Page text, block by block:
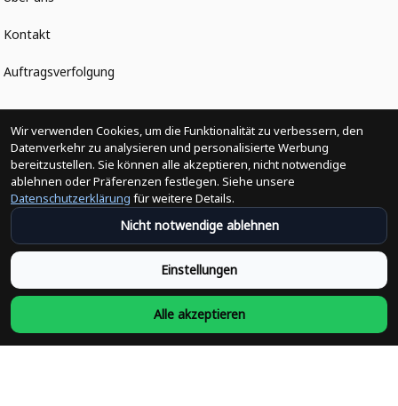
Kontakt
Auftragsverfolgung
Politiken
Änderungen der Bestellung
Versandpolitik
Rückerstattungsrichtlinie
Rückgabepolitik
Wir verwenden Cookies, um die Funktionalität zu verbessern, den
Datenverkehr zu analysieren und personalisierte Werbung
bereitzustellen. Sie können alle akzeptieren, nicht notwendige
ablehnen oder Präferenzen festlegen. Siehe unsere
Datenschutzerklärung für weitere Details.
Nicht notwendige ablehnen
Einstellungen
Alle akzeptieren